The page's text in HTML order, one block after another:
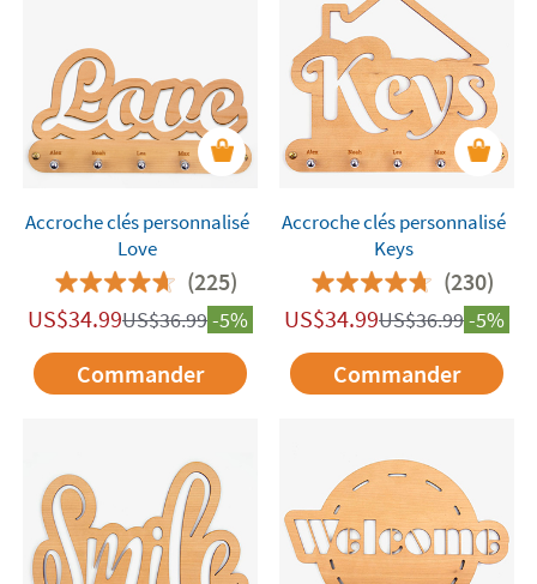
Accroche clés personnalisé
Love
(225)
US$34.99US$36.99-5%
Commander
Accroche clés personnalisé
Keys
(230)
US$34.99US$36.99-5%
Commander